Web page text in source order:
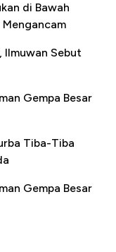
di Bawah
Mengancam
Ilmuwan Sebut
Gempa Besar
Tiba-Tiba
Gempa Besar